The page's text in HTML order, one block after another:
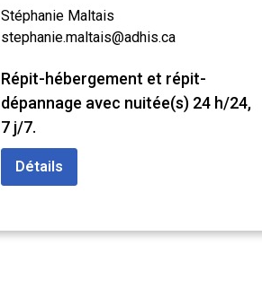
Stéphanie Maltais
stephanie.maltais@adhis.ca
Répit-hébergement et répit-
dépannage avec nuitée(s) 24 h/24,
7 j/7.
Détails